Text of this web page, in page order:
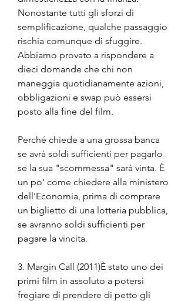
Nonostante tutti gli sforzi di
semplificazione, qualche passaggio
rischia comunque di sfuggire.
Abbiamo provato a rispondere a
dieci domande che chi non
maneggia quotidianamente azioni,
obbligazioni e swap può essersi
posto alla fine del film.
Perché chiede a una grossa banca
se avrà soldi sufficienti per pagarlo
se la sua "scommessa" sarà vinta. È
un po' come chiedere alla ministero
dell'Economia, prima di comprare
un biglietto di una lotteria pubblica,
se avranno soldi sufficienti per
pagare la vincita.
3. Margin Call (2011)È stato uno dei
primi film in assoluto a potersi
fregiare di prendere di petto gli